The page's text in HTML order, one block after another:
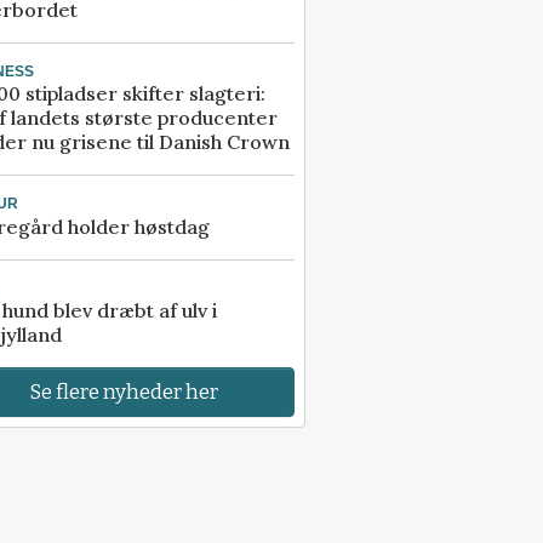
stipladser skifter slagteri:
landets største producenter
nu grisene til Danish Crown
holder høstdag
blev dræbt af ulv i
Se flere nyheder her